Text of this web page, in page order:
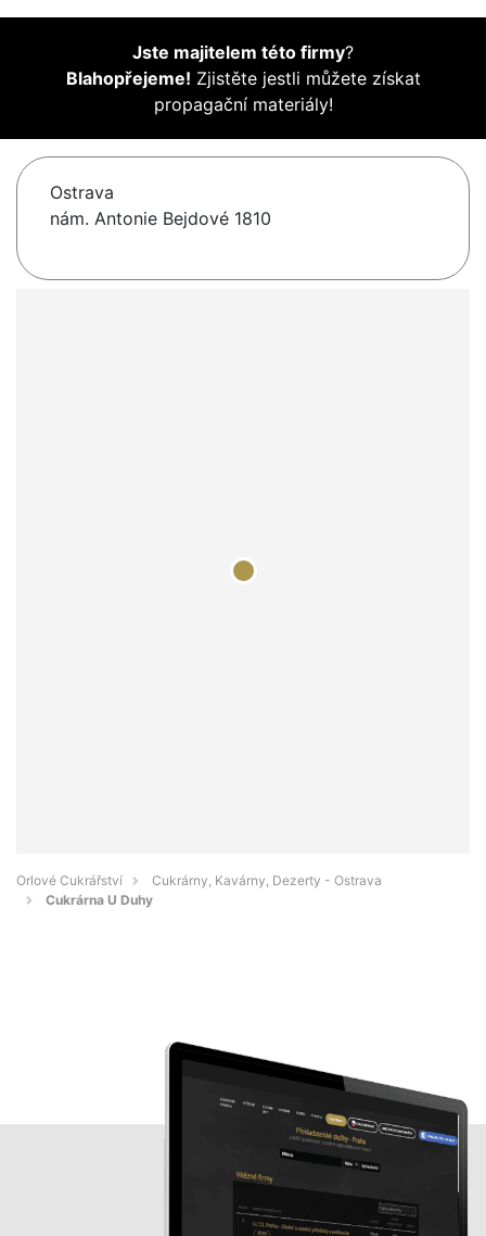
Jste majitelem této firmy?
Blahopřejeme! Zjistěte jestli můžete získat
propagační materiály!
Ostrava
nám. Antonie Bejdové 1810
Orlové Cukrářství
Cukrárny, Kavárny, Dezerty - Ostrava
Cukrárna U Duhy